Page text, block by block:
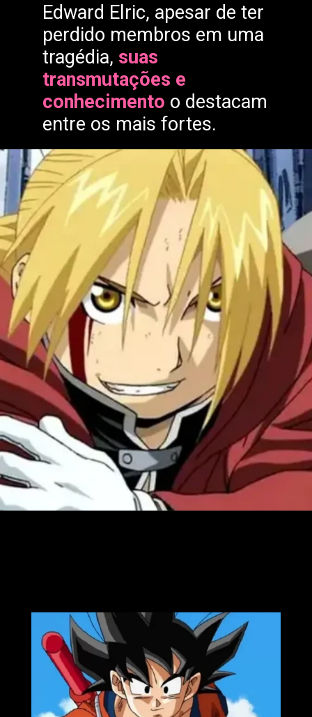
Edward Elric, apesar de ter
perdido membros em uma
tragédia, suas
transmutações e
conhecimento o destacam
entre os mais fortes.